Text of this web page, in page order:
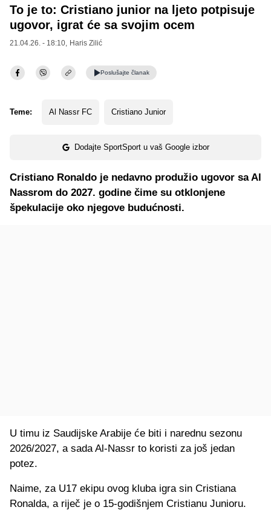
To je to: Cristiano junior na ljeto potpisuje
ugovor, igrat će sa svojim ocem
21.04.26. - 18:10, Haris Zilić
Poslušajte članak
Teme: Al Nassr FC Cristiano Junior
Dodajte SportSport u vaš Google izbor
Cristiano Ronaldo je nedavno produžio ugovor sa Al
Nassrom do 2027. godine čime su otklonjene
špekulacije oko njegove budućnosti.
U timu iz Saudijske Arabije će biti i narednu sezonu
2026/2027, a sada Al-Nassr to koristi za još jedan
potez.
Naime, za U17 ekipu ovog kluba igra sin Cristiana
Ronalda, a riječ je o 15-godišnjem Cristianu Junioru.